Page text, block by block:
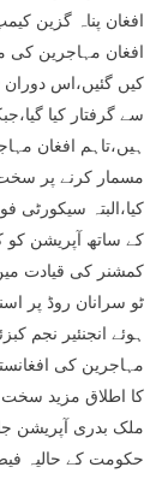
افغان پناہ گزین
افغان مہاجرین کی
ہیں،تاہم افغان
مسمار کرنے پر سخت
کیا،البتہ
کے ساتھ آپریشن کو
کمشنر کی قیادت
ٹو سرانان روڈ پر
ہوئے انجنئیر نجم
مہاجرین کی
کا اطلاق مزید سخت
ملک بدری آپریشن
حکومت کے حالیہ